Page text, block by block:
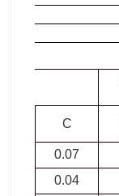
C
0.07
0.04